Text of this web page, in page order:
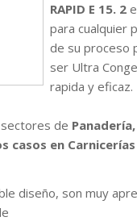
RAPID E 15. 2
para cualquier
de su proceso
ser Ultra
rapida y eficaz.
de
casos en
diseño, son muy